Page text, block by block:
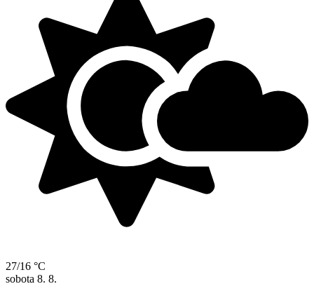
27/16 °C
sobota 8. 8.